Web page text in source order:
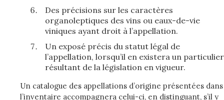
Des précisions sur les caractères
organoleptiques des vins ou eaux-de-vie
viniques ayant droit à l’appellation.
Un exposé précis du statut légal de
l’appellation, lorsqu’il en existera un particulier
résultant de la législation en vigueur.
Un catalogue des appellations d’origine présentées dans
l’inventaire accompagnera celui-ci, en distinguant, s’il y